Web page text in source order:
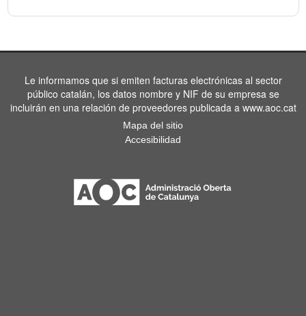
Le informamos que si emiten facturas electrónicas al sector
público catalán, los datos nombre y NIF de su empresa se
incluirán en una relación de proveedores publicada a www.aoc.cat
Mapa del sitio
Accesibilidad